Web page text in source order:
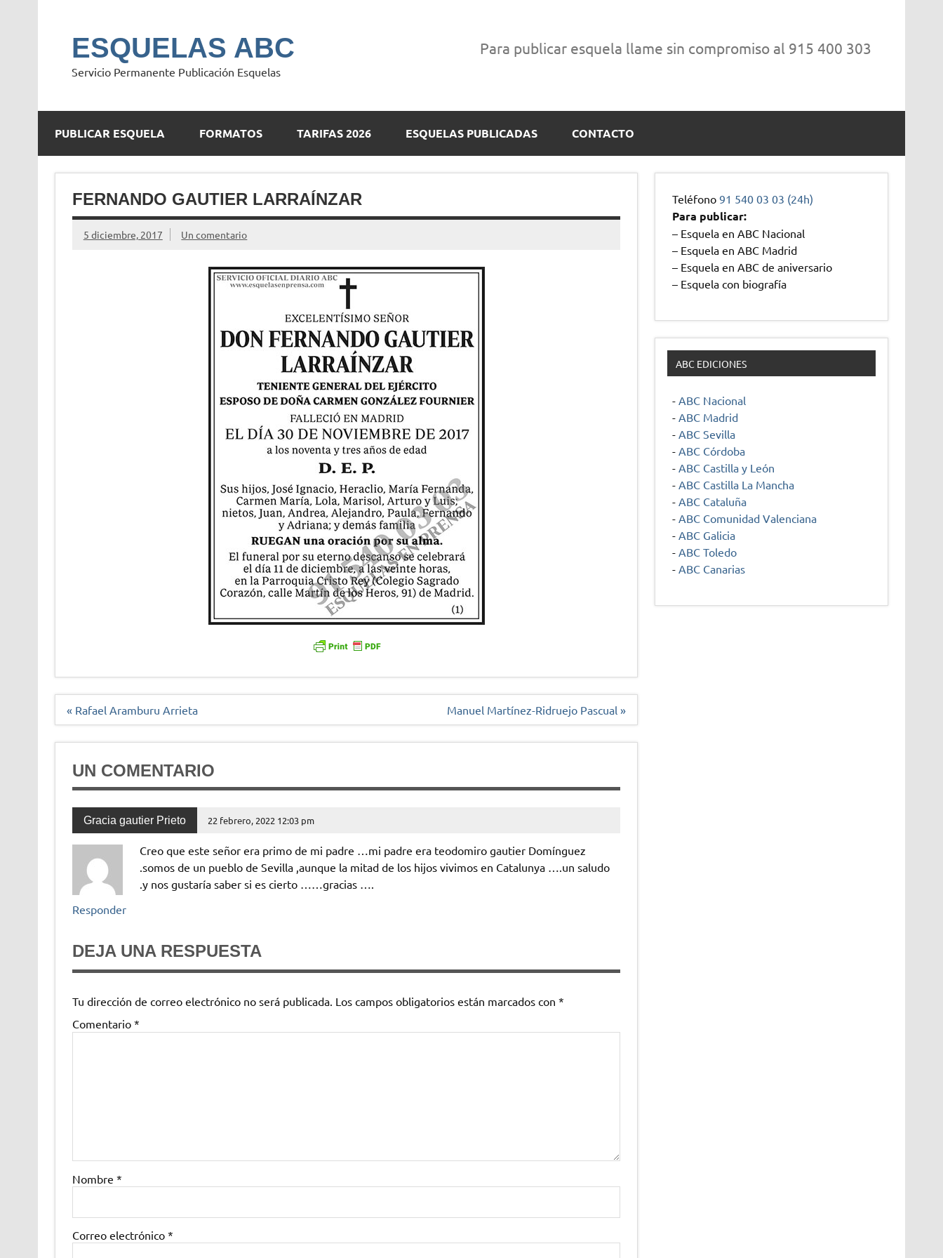
ESQUELAS ABC
Servicio Permanente Publicación Esquelas
Para publicar esquela llame sin compromiso al 915 400 303
PUBLICAR ESQUELA FORMATOS TARIFAS 2026 ESQUELAS PUBLICADAS CONTACTO
FERNANDO GAUTIER LARRAÍNZAR
5 diciembre, 2017 Un comentario
Navegación
« Rafael Aramburu Arrieta Manuel Martínez-Ridruejo Pascual »
UN COMENTARIO
Gracia gautier Prieto 22 febrero, 2022 12:03 pm
Creo que este señor era primo de mi padre …mi padre era teodomiro gautier Domínguez
.somos de un pueblo de Sevilla ,aunque la mitad de los hijos vivimos en Catalunya ….un saludo
.y nos gustaría saber si es cierto ……gracias ….
Responder
DEJA UNA RESPUESTA
Tu dirección de correo electrónico no será publicada. Los campos obligatorios están marcados con *
Comentario *
Nombre *
Correo electrónico *
Teléfono91 540 03 03 (24h)
Para publicar:
– Esquela en ABC Nacional
– Esquela en ABC Madrid
– Esquela en ABC de aniversario
– Esquela con biografía
ABC EDICIONES
- ABC Nacional
- ABC Madrid
- ABC Sevilla
- ABC Córdoba
- ABC Castilla y León
- ABC Castilla La Mancha
- ABC Cataluña
- ABC Comunidad Valenciana
- ABC Galicia
- ABC Toledo
- ABC Canarias